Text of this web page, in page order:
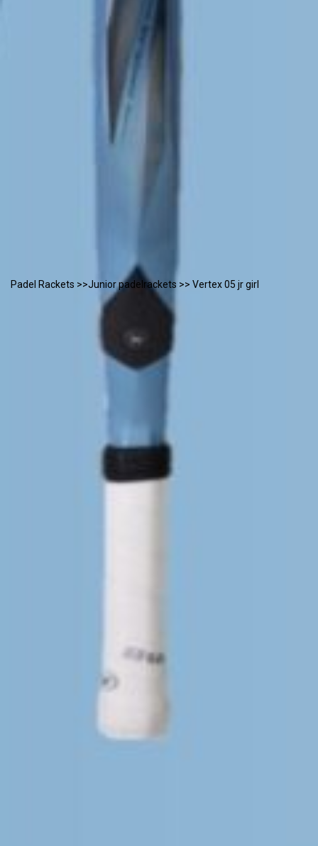
Padel Rackets >>Junior padelrackets >> Vertex 05 jr girl